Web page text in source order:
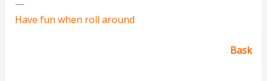
—
Have fun when roll around
Bask